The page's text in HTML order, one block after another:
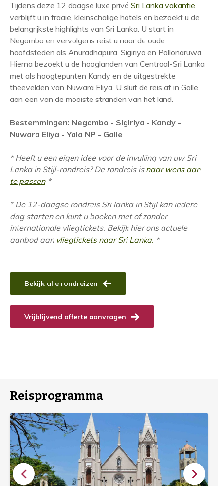
a
t
i
e
Tijdens deze 12 daagse luxe privé Sri Lanka vakantie
verblijft u in fraaie, kleinschalige hotels en bezoekt u de
belangrijkste highlights van Sri Lanka. U start in
Negombo en vervolgens reist u naar de oude
hoofdsteden als Anuradhapura, Sigiriya en Pollonaruwa.
Hierna bezoekt u de hooglanden van Centraal-Sri Lanka
met als hoogtepunten Kandy en de uitgestrekte
theevelden van Nuwara Eliya. U sluit de reis af in Galle,
aan een van de mooiste stranden van het land.
Bestemmingen: Negombo - Sigiriya - Kandy -
Nuwara Eliya - Yala NP - Galle
*Heeft u een eigen idee voor de invulling van uw Sri
Lanka in Stijl-rondreis?De rondreis is naar wens aan
te passen*
* De 12-daagse rondreis Sri lanka in Stijl kan iedere
dag starten en kunt u boeken met of zonder
internationale vliegtickets. Bekijk hier ons actuele
aanbod aan vliegtickets naar Sri Lanka. *
Bekijk alle rondreizen
Vrijblijvend offerte aanvragen
Reisprogramma